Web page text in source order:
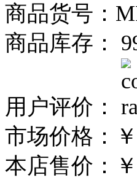
商品货号：
商品库存：
用户评价：
市场价格：
本店售价：